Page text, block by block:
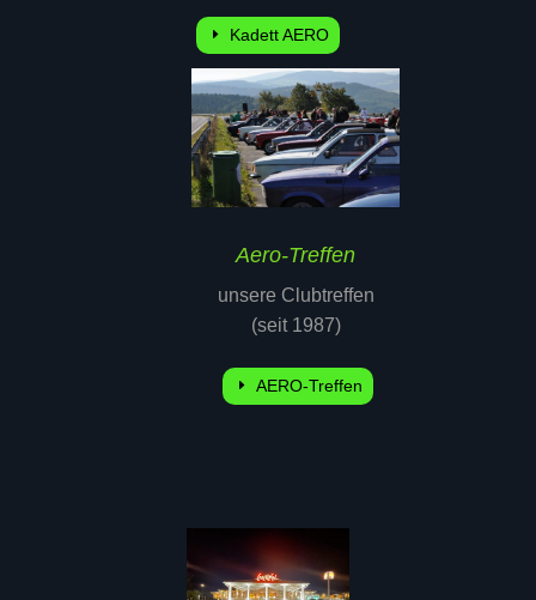
Kadett AERO
Aero-Treffen
unsere Clubtreffen
(seit 1987)
AERO-Treffen